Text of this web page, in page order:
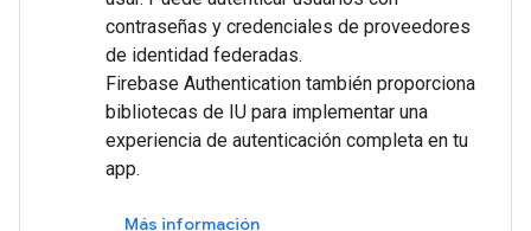
contraseñas y credenciales de proveedores
de identidad federadas.
Firebase Authentication también proporciona
bibliotecas de IU para implementar una
experiencia de autenticación completa en tu
app.
Más información